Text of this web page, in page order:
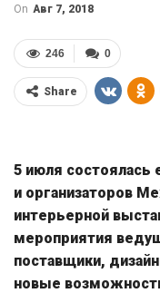
On Авг 7, 2018
0
246
Share
5 июля состоялась
и организаторов
интерьерной
мероприятия
поставщики,
новые